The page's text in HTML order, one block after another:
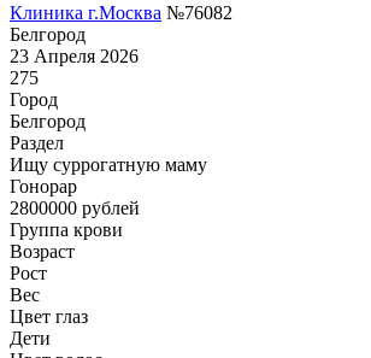
Клиника г.Москва №76082
Белгород
23 Апреля 2026
275
Город
Белгород
Раздел
Ищу суррогатную маму
Гонoрар
2800000 рублей
Группа крови
Возраст
Рост
Вес
Цвет глаз
Дети